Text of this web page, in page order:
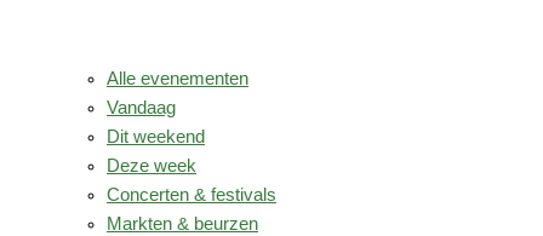
Alle evenementen
Vandaag
Dit weekend
Deze week
Concerten & festivals
Markten & beurzen